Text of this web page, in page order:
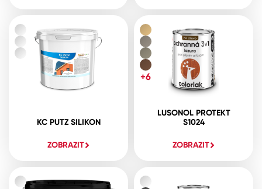
KC PUTZ SILIKON
ZOBRAZIT
LUSONOL PROTEKT
S1024
ZOBRAZIT
+6